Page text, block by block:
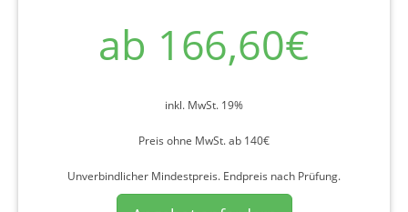
ab 166,60€
inkl. MwSt. 19%
Preis ohne MwSt. ab 140€
Unverbindlicher Mindestpreis. Endpreis nach Prüfung.